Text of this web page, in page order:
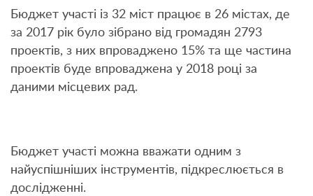
Бюджет участі із 32 міст працює в 26 містах, де
за 2017 рік було зібрано від громадян 2793
проектів, з них впроваджено 15% та ще частина
проектів буде впроваджена у 2018 році за
даними місцевих рад.
Бюджет участі можна вважати одним з
найуспішніших інструментів, підкреслюється в
дослідженні.